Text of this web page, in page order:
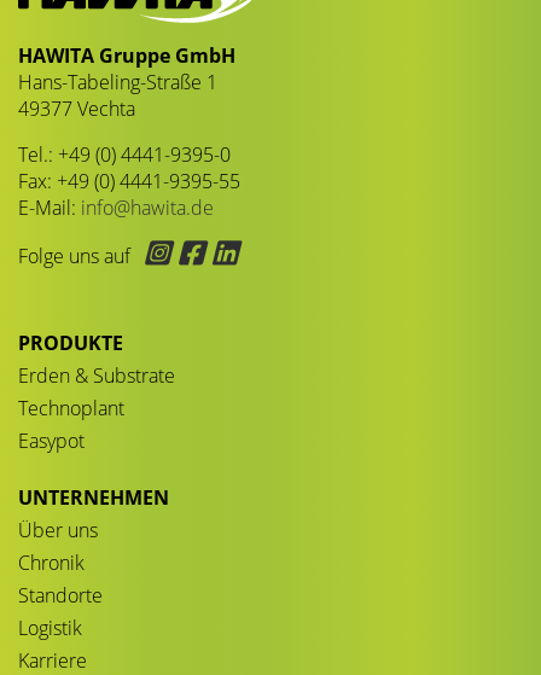
HAWITA Gruppe GmbH
Hans-Tabeling-Straße 1
49377 Vechta
Tel.: +49 (0) 4441-9395-0
Fax: +49 (0) 4441-9395-55
E-Mail: info@hawita.de
Folge uns auf
PRODUKTE
Erden & Substrate
Technoplant
Easypot
UNTERNEHMEN
Über uns
Chronik
Standorte
Logistik
Karriere